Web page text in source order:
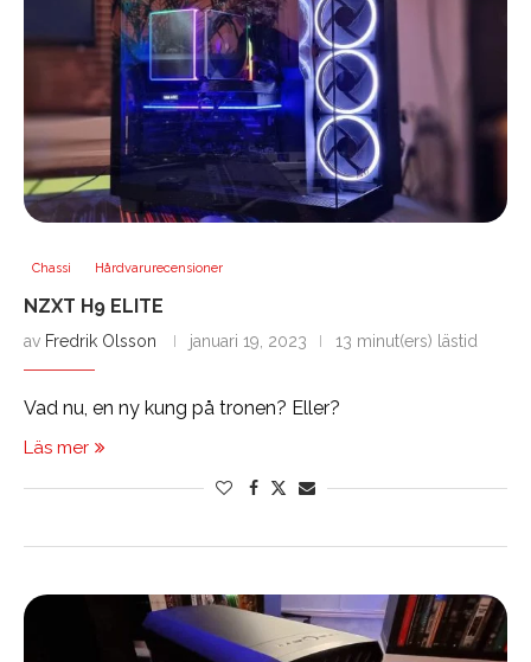
Chassi Hårdvarurecensioner
NZXT H9 ELITE
av Fredrik Olsson januari 19, 2023 13 minut(ers) lästid
Vad nu, en ny kung på tronen? Eller?
Läs mer